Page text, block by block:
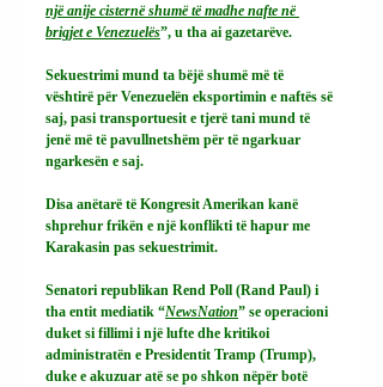
një anije cisternë shumë të madhe nafte në
brigjet e Venezuelës”, u tha ai gazetarëve.
Sekuestrimi mund ta bëjë shumë më të
vështirë për Venezuelën eksportimin e naftës së
saj, pasi transportuesit e tjerë tani mund të
jenë më të pavullnetshëm për të ngarkuar
ngarkesën e saj.
Disa anëtarë të Kongresit Amerikan kanë
shprehur frikën e një konflikti të hapur me
Karakasin pas sekuestrimit.
Senatori republikan Rend Poll (Rand Paul) i
tha entit mediatik “NewsNation” se operacioni
duket si fillimi i një lufte dhe kritikoi
administratën e Presidentit Tramp (Trump),
duke e akuzuar atë se po shkon nëpër botë